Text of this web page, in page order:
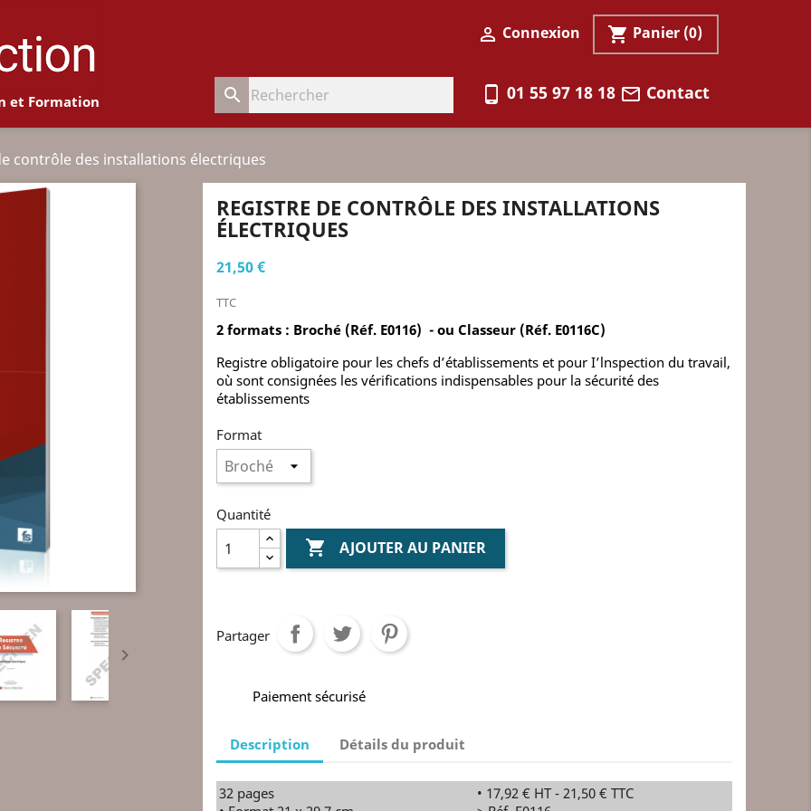
et Formation
 Connexion shopping_cart Panier (0)
search phone_android 01 55 97 18 18 mail_outline Contact
contrôle des installations électriques

REGISTRE DE CONTRÔLE DES INSTALLATIONS
ÉLECTRIQUES
21,50 €
TTC
2 formats : Broché (Réf. E0116) - ou Classeur (Réf. E0116C)
Registre obligatoire pour les chefs d’établissements et pour I’lnspection du travail,
où sont consignées les vérifications indispensables pour la sécurité des
établissements
Format
Quantité
 AJOUTER AU PANIER
Partager
Paiement sécurisé
Description Détails du produit
32 pages
• 17,92 € HT - 21,50 € TTC